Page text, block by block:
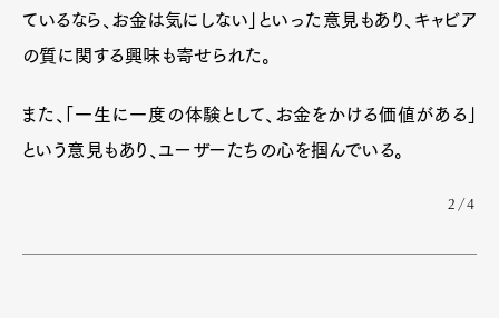
ているなら、お金は気にしない」といった意見もあり、キャビア
の質に関する興味も寄せられた。
また、「一生に一度の体験として、お金をかける価値がある」
という意見もあり、ユーザーたちの心を掴んでいる。
2/4